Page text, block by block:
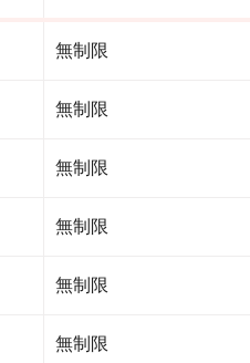
無制限
無制限
無制限
無制限
無制限
無制限